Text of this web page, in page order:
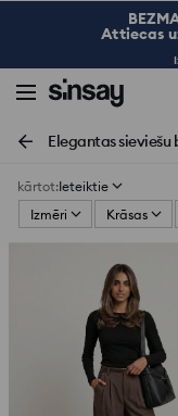
Attiecas
Elegantas sieviešu
kārtot:Ieteiktie
Izmēri
Krāsas